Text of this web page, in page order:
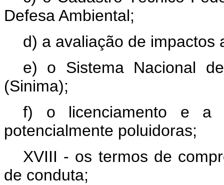
Defesa Ambiental;
d) a avaliação de impactos
e) o Sistema Nacional
(Sinima);
f) o licenciamento e a
potencialmente poluidoras;
XVIII - os termos de
de conduta;